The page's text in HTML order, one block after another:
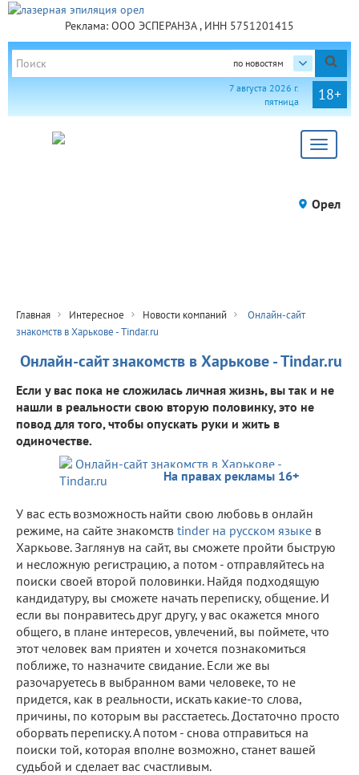
Реклама: ООО ЭСПЕРАНЗА , ИНН 5751201415
по новостям
18+
7 августа 2026 г.
пятница
Toggle
Орел
Главная Интересное Новости компаний
Онлайн-сайт
знакомств в Харькове - Tindar.ru
Онлайн-сайт знакомств в Харькове - Tindar.ru
Если у вас пока не сложилась личная жизнь, вы так и не
нашли в реальности свою вторую половинку, это не
повод для того, чтобы опускать руки и жить в
одиночестве.
На правах рекламы 16+
У вас есть возможность найти свою любовь в онлайн
режиме, на сайте знакомств tinder на русском языке в
Харкьове. Заглянув на сайт, вы сможете пройти быструю
и несложную регистрацию, а потом - отправляйтесь на
поиски своей второй половинки. Найдя подходящую
кандидатуру, вы сможете начать переписку, общение. И
если вы понравитесь друг другу, у вас окажется много
общего, в плане интересов, увлечений, вы поймете, что
этот человек вам приятен и хочется познакомиться
поближе, то назначите свидание. Если же вы
разочаруетесь в выбранном вами человеке, то не
придется, как в реальности, искать какие-то слова,
причины, по которым вы расстаетесь. Достаточно просто
оборвать переписку. А потом - снова отправиться на
поиски той, которая вполне возможно, станет вашей
судьбой и сделает вас счастливым.